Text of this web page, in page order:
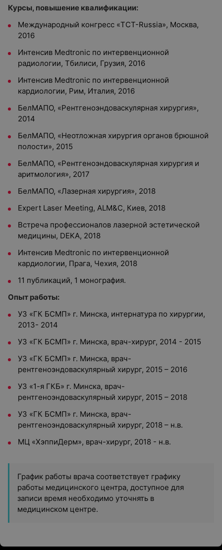
Курсы, повышение квалификации:
Международный конгресс «TCT-Russia», Москва,
2016
Интенсив Medtronic по интервенционной
радиологии, Тбилиси, Грузия, 2016
Интенсив Medtronic по интервенционной
кардиологии, Рим, Италия, 2016
БелМАПО, «Рентгеноэндоваскулярная хирургия»,
2014
БелМАПО, «Неотложная хирургия органов брюшной
полости», 2015
БелМАПО, «Рентгеноэндоваскулярная хирургия и
аритмология», 2017
БелМАПО, «Лазерная хирургия», 2018
Expert Laser Meeting, ALM&C, Киев, 2018
Встреча профессионалов лазерной эстетической
медицины, DEKA, 2018
Интенсив Medtronic по интервенционной
кардиологии, Прага, Чехия, 2018
11 публикаций, 1 монография.
Опыт работы:
УЗ «ГК БСМП» г. Минска, интернатура по хирургии,
2013- 2014
УЗ «ГК БСМП» г. Минска, врач-хирург, 2014 - 2015
УЗ «ГК БСМП» г. Минска, врач-
рентгеноэндоваскулярный хирург, 2015 – 2016
УЗ «1-я ГКБ» г. Минска, врач-
рентгеноэндоваскулярный хирург, 2015 – 2018
УЗ «ГК БСМП» г. Минска, врач-
рентгеноэндоваскулярный хирург, 2018 – н.в.
МЦ «ХэппиДерм», врач-хирург, 2018 - н.в.
График работы врача соответствует графику
работы медицинского центра, доступное для
записи время необходимо уточнять в
медицинском центре.